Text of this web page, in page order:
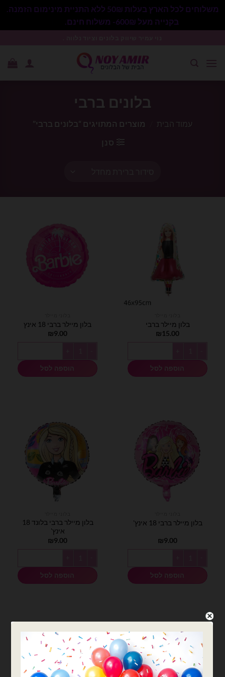
משלוחים לכל הארץ בעלות 50₪ ללא התניית מינימום הזמנה.
בקנייה מעל 600₪- משלוח חינם.
בלונים ברבי
עמוד הבית
מוצרים המתויגים “בלונים ברבי”
סנן
בלון מיילר ברבי
₪15.00
הוספה לסל
בלון מיילר ברבי 18 אינץ
₪9.00
הוספה לסל
בלון מיילר ברבי 18 אינץ'
₪9.00
הוספה לסל
בלון מיילר ברבי בלונד 18
אינץ'
₪9.00
הוספה לסל